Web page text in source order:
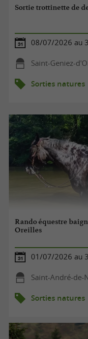
Sortie trottinette de
08/07/2026 au
Saint-Geniez-
Sorties natures
Rando équestre
Oreilles
01/07/2026 au
Saint-André-de-
Sorties natures